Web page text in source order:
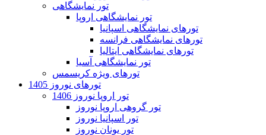
تور نمایشگاهی
تور نمایشگاهی اروپا
تورهای نمایشگاهی اسپانیا
تورهای نمایشگاهی فرانسه
تورهای نمایشگاهی ایتالیا
تور نمایشگاهی آسیا
تورهای ویژه کریسمس
تورهای نوروز 1405
تور اروپا نوروز 1406
تور گروهی اروپا نوروز
تور اسپانیا نوروز
تور یونان نوروز